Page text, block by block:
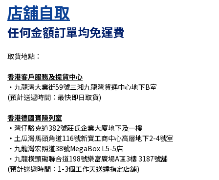
店舖自取
任何金額訂單均免運費
取貨地點：
香港客戶服務及提貨中心
・九龍灣大業街59號三湘九龍灣貨運中心地下B室
(預計送遞時間：最快即日取貨)
香港德國寶陳列室
・ 灣仔駱克道382號莊氏企業大廈地下及一樓
・ 土瓜灣馬頭角道116號新寶工商中心高層地下2-4號室
・九龍灣宏照道38號MegaBox L5-5店
・九龍橫頭磡聯合道198號樂富廣場A區3樓 3187號舖
(預計送遞時間：1-3個工作天送達指定店舖)